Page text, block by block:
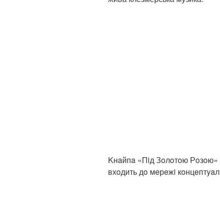
Kнaйпa «Пiд Зoлoтoю
вхoдить дo мeрeжi